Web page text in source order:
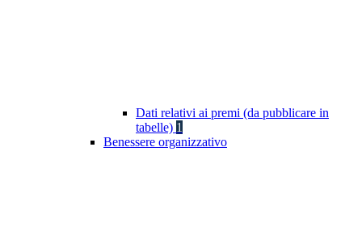
Dati relativi ai premi (da pubblicare in
tabelle) 1
Benessere organizzativo